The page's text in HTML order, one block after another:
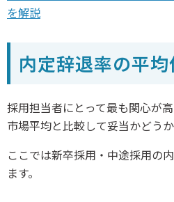
を解説
内定辞退率の平
採用担当者にとって最も関心が
市場平均と比較して妥当かどうか
ここでは新卒採用・中途採用の
ます。